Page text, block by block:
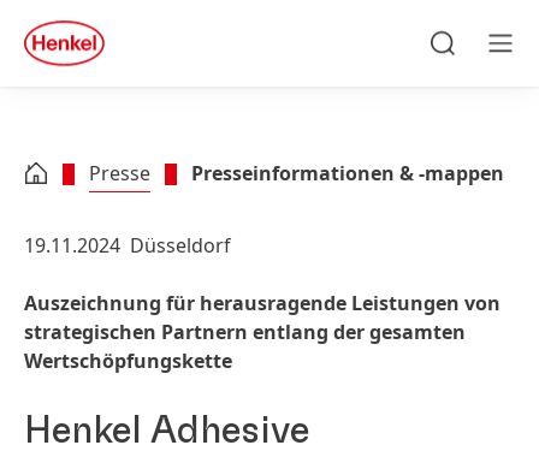
Zu Footer springen
quick
search
Presse Presseinformationen & -mappen
19.11.2024 Düsseldorf
Auszeichnung für herausragende Leistungen von
strategischen Partnern entlang der gesamten
Wertschöpfungskette
Henkel Adhesive